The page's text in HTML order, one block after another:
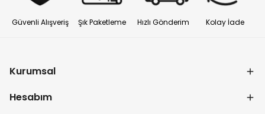
Güvenli Alışveriş Şık Paketleme Hızlı Gönderim Kolay İade
Kurumsal
Hesabım